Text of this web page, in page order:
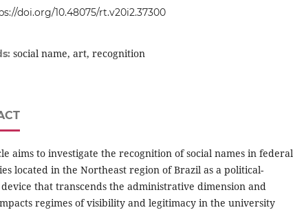
doi.org/10.48075/rt.v20i2.37300
social name, art, recognition
aims to investigate the recognition of social names in federal
located in the Northeast region of Brazil as a political-
that transcends the administrative dimension and
regimes of visibility and legitimacy in the university